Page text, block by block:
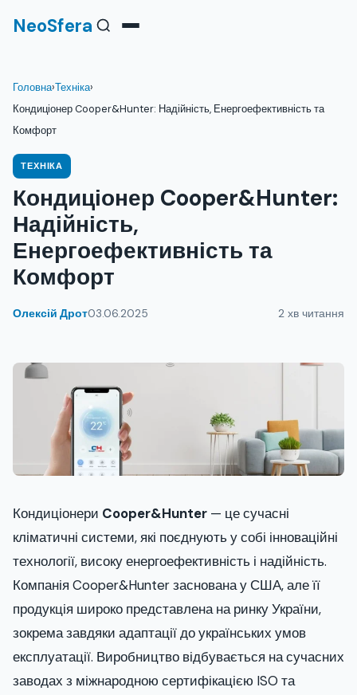
NeoSfera
Головна›Техніка›
Кондиціонер Cooper&Hunter: Надійність, Енергоефективність та
Комфорт
ТЕХНІКА
Кондиціонер Cooper&Hunter:
Надійність,
Енергоефективність та
Комфорт
Олексій Дрот03.06.2025 2 хв читання
Кондиціонери Cooper&Hunter — це сучасні
кліматичні системи, які поєднують у собі інноваційні
технології, високу енергоефективність і надійність.
Компанія Cooper&Hunter заснована у США, але її
продукція широко представлена на ринку України,
зокрема завдяки адаптації до українських умов
експлуатації. Виробництво відбувається на сучасних
заводах з міжнародною сертифікацією ISO та